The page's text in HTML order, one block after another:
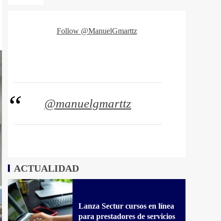
Follow @ManuelGmarttz
@manuelgmarttz
ACTUALIDAD
Lanza Sectur cursos en línea
para prestadores de servicios